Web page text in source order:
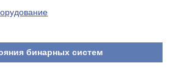
бинарных систем